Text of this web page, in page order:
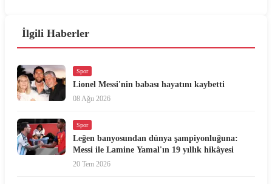
İlgili Haberler
Spor
Lionel Messi'nin babası hayatını kaybetti
08 Ağu 2026
Spor
Leğen banyosundan dünya şampiyonluğuna:
Messi ile Lamine Yamal'ın 19 yıllık hikâyesi
20 Tem 2026